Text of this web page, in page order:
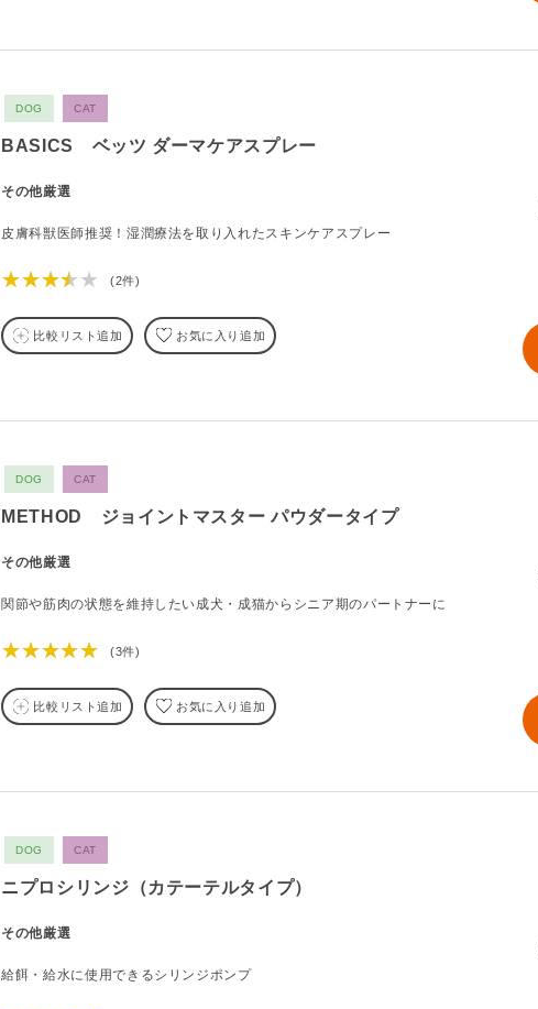
DOG CAT
BASICS ベッツ ダーマケアスプレー
その他厳選
皮膚科獣医師推奨！湿潤療法を取り入れたスキンケアスプレー
★★★★★ (2件)
比較リスト追加 お気に入り追加
DOG CAT
METHOD ジョイントマスター パウダータイプ
その他厳選
関節や筋肉の状態を維持したい成犬・成猫からシニア期のパートナーに
★★★★★ (3件)
比較リスト追加 お気に入り追加
DOG CAT
ニプロシリンジ（カテーテルタイプ）
その他厳選
給餌・給水に使用できるシリンジポンプ